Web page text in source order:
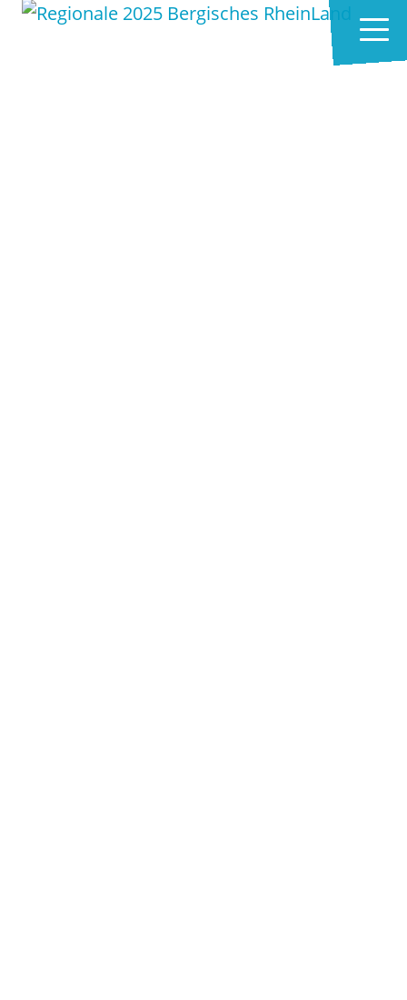
Zum Hauptinhalt springen